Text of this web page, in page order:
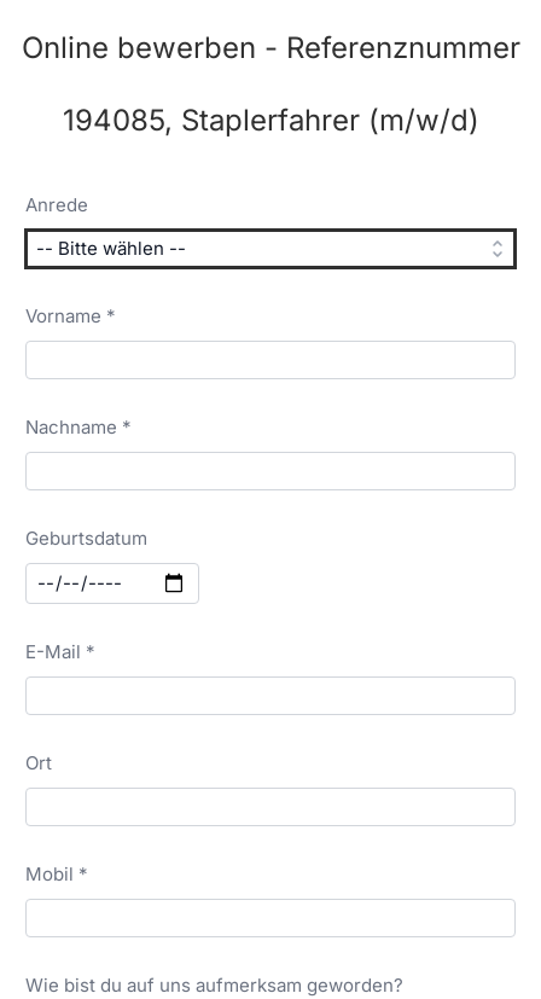
Online bewerben - Referenznummer
194085, Staplerfahrer (m/w/d)
Anrede
Vorname *
Nachname *
Geburtsdatum
E-Mail *
Ort
Mobil *
Wie bist du auf uns aufmerksam geworden?